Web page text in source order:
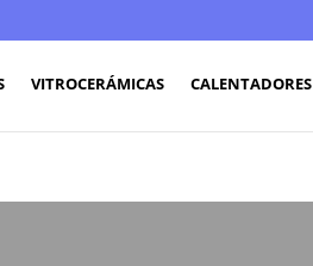
VITROCERÁMICAS CALENTADORES